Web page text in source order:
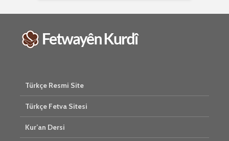
Türkçe Resmi Site
Türkçe Fetva Sitesi
Kur’an Dersi